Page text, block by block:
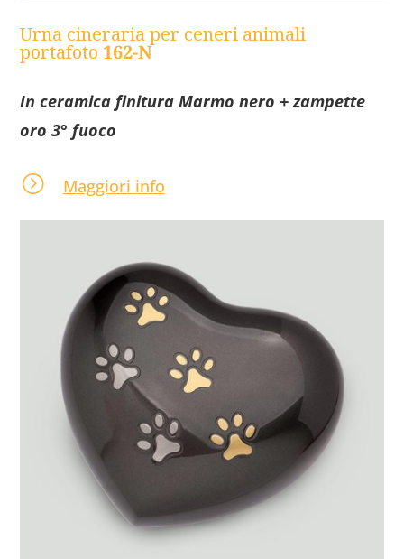
Urna cineraria per ceneri animali
portafoto 162-N
In ceramica finitura Marmo nero + zampette
oro 3° fuoco
= Maggiori info